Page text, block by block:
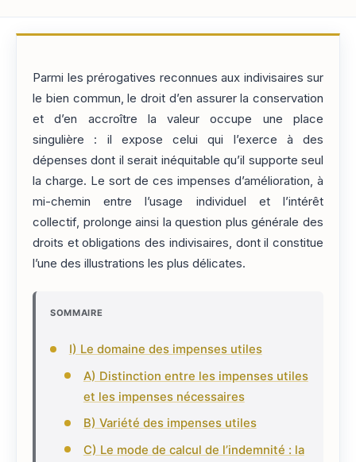
Parmi les prérogatives reconnues aux indivisaires sur
le bien commun, le droit d’en assurer la conservation
et d’en accroître la valeur occupe une place
singulière : il expose celui qui l’exerce à des
dépenses dont il serait inéquitable qu’il supporte seul
la charge. Le sort de ces impenses d’amélioration, à
mi-chemin entre l’usage individuel et l’intérêt
collectif, prolonge ainsi la question plus générale des
droits et obligations des indivisaires, dont il constitue
l’une des illustrations les plus délicates.
SOMMAIRE
I) Le domaine des impenses utiles
A) Distinction entre les impenses utiles
et les impenses nécessaires
B) Variété des impenses utiles
C) Le mode de calcul de l’indemnité : la